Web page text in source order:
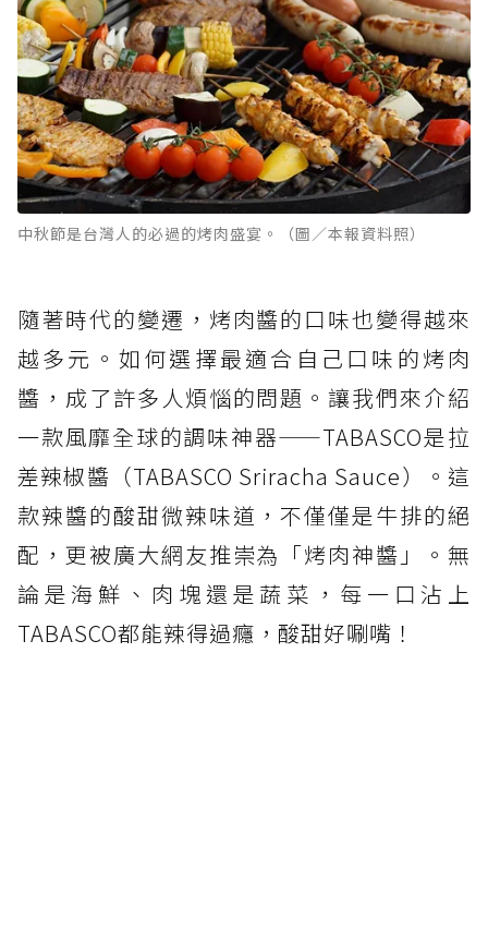
中秋節是台灣人的必過的烤肉盛宴。（圖／本報資料照）
隨著時代的變遷，烤肉醬的口味也變得越來
越多元。如何選擇最適合自己口味的烤肉
醬，成了許多人煩惱的問題。讓我們來介紹
一款風靡全球的調味神器——TABASCO是拉
差辣椒醬（TABASCO Sriracha Sauce）。這
款辣醬的酸甜微辣味道，不僅僅是牛排的絕
配，更被廣大網友推崇為「烤肉神醬」。無
論是海鮮、肉塊還是蔬菜，每一口沾上
TABASCO都能辣得過癮，酸甜好唰嘴！